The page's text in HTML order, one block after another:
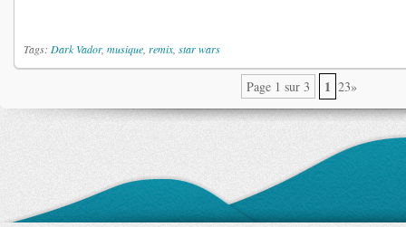
Tags: Dark Vador, musique remix, star wars
Page 1 sur 3 1 23»